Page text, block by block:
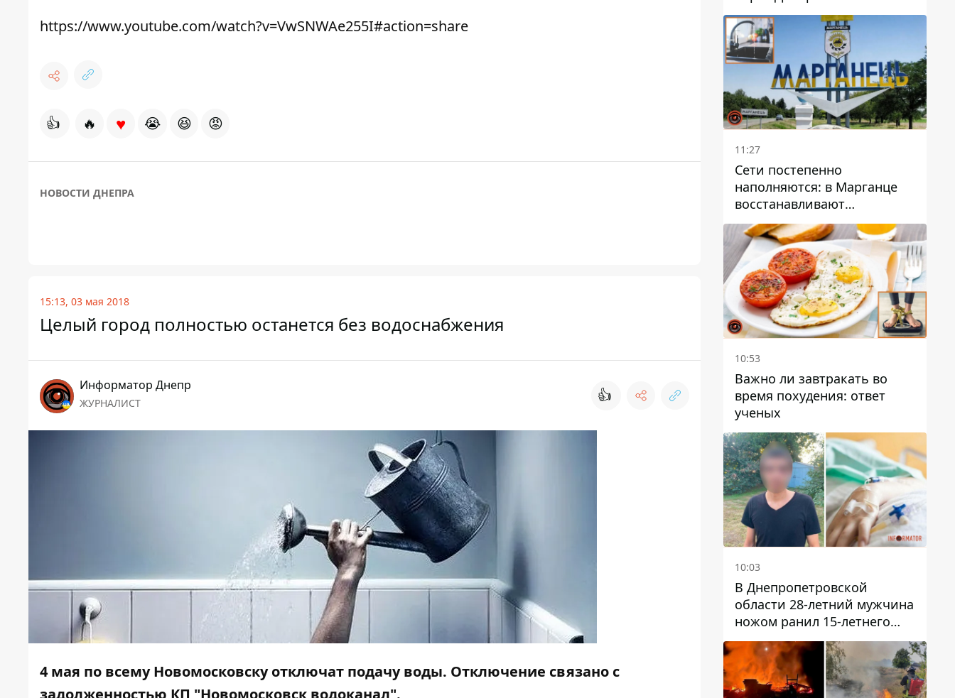
https://www.youtube.com/watch?v=VwSNWAe255I#action=share
👍 🔥 ♥ 😭 😆 😡
НОВОСТИ ДНЕПРА
15:13, 03 мая 2018
Целый город полностью останется без водоснабжения
Информатор Днепр
ЖУРНАЛИСТ 👍
4 мая по всему Новомосковску отключат подачу воды. Отключение связано с
выбились из графика
11:27
Сети постепенно
наполняются: в Марганце
восстанавливают
водоснабжение
10:53
Важно ли завтракать во
время похудения: ответ
ученых
10:03
В Днепропетровской
области 28-летний мужчина
ножом ранил 15-летнего
парня